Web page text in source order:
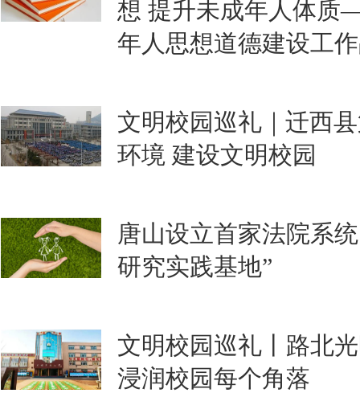
想 提升未成年人体
年人思想道德建设工
文明校园巡礼｜迁西
环境 建设文明校园
唐山设立首家法院系
研究实践基地”
文明校园巡礼丨路北
浸润校园每个角落